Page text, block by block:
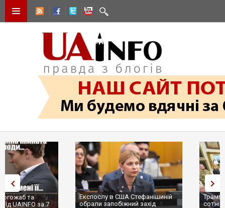
Експослу в США Стефанішиній
обрали запобіжний захід
Трамп не передасть Україні
сотні ракет до Patriot, бо у